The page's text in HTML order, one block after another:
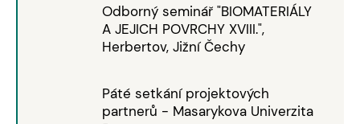
Odborný seminář "BIOMATERIÁLY
A JEJICH POVRCHY XVIII.",
Herbertov, Jižní Čechy
Páté setkání projektových
partnerů - Masarykova Univerzita